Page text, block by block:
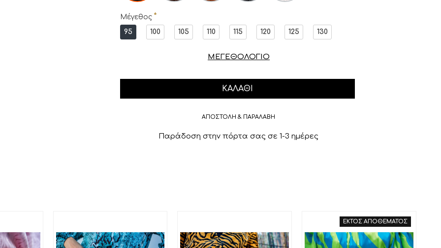
Μέγεθος
95
100 105 110 115 120 125 130
ΚΑΛΆΘΙ
ΜΕΓΕΘΟΛΟΓΙΟ
ΑΠΟΣΤΟΛΗ & ΠΑΡΑΛΑΒΗ
Παράδοση στην πόρτα σας σε 1-3 ημέρες
ΕΚΤΟΣ ΑΠΟΘΕΜΑΤΟΣ